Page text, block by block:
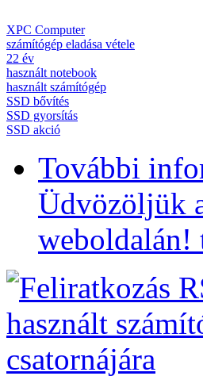
XPC Computer
számítógép eladása vétele
22 év
használt notebook
használt számítógép
SSD bővítés
SSD gyorsítás
SSD akció
További
Üdvözöljük
weboldalán!